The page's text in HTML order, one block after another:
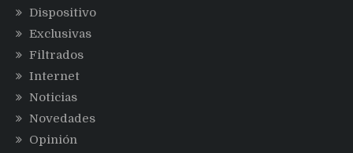
Dispositivo
Exclusivas
Filtrados
Internet
Noticias
Novedades
Opinión